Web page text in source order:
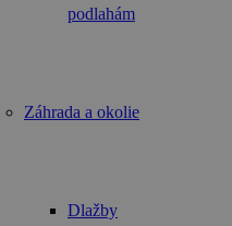
podlahám
Záhrada a okolie
Dlažby